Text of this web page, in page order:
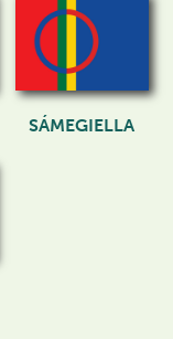
SÁMEGIELLA